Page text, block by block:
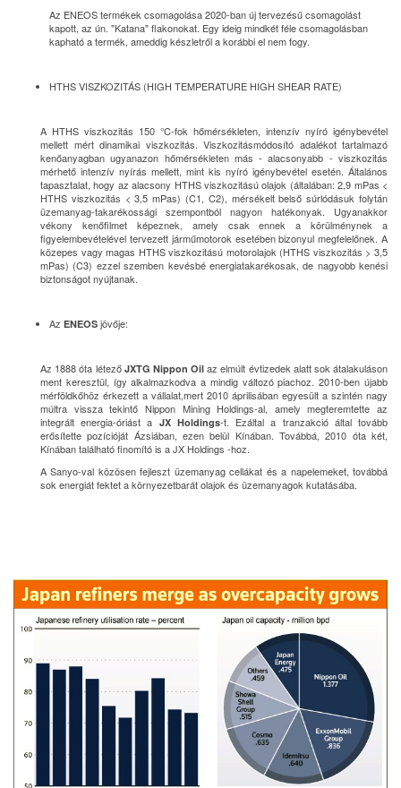
Az ENEOS termékek csomagolása 2020-ban új tervezésű csomagolást
kapott, az ún. "Katana" flakonokat. Egy ideig mindkét féle csomagolásban
kapható a termék, ameddig készletről a korábbi el nem fogy.
HTHS VISZKOZITÁS (HIGH TEMPERATURE HIGH SHEAR RATE)
A HTHS viszkozitás 150 °C-fok hőmérsékleten, intenzív nyíró igénybevétel
mellett mért dinamikai viszkozitás. Viszkozitásmódosító adalékot tartalmazó
kenőanyagban ugyanazon hőmérsékleten más - alacsonyabb - viszkozitás
mérhető intenzív nyírás mellett, mint kis nyíró igénybevétel esetén. Általános
tapasztalat, hogy az alacsony HTHS viszkozitású olajok (általában: 2,9 mPas <
HTHS viszkozitás < 3,5 mPas) (C1, C2), mérsékelt belső súrlódásuk folytán
üzemanyag-takarékossági szempontból nagyon hatékonyak. Ugyanakkor
vékony kenőfilmet képeznek, amely csak ennek a körülménynek a
figyelembevételével tervezett járműmotorok esetében bizonyul megfelelőnek. A
közepes vagy magas HTHS viszkozitású motorolajok (HTHS viszkozitás > 3,5
mPas) (C3) ezzel szemben kevésbé energiatakarékosak, de nagyobb kenési
biztonságot nyújtanak.
Az ENEOS jövője:
Az 1888 óta létező JXTG Nippon Oil az elmúlt évtizedek alatt sok átalakuláson
ment keresztül, így alkalmazkodva a mindig változó piachoz. 2010-ben újabb
mérföldkőhöz érkezett a vállalat,mert 2010 áprilisában egyesült a szintén nagy
múltra vissza tekintő Nippon Mining Holdings-al, amely megteremtette az
integrált energia-óriást a JX Holdings-t. Ezáltal a tranzakció által tovább
erősítette pozícióját Ázsiában, ezen belül Kínában. Továbbá, 2010 óta két,
Kínában található finomító is a JX Holdings -hoz.
A Sanyo-val közösen fejleszt üzemanyag cellákat és a napelemeket, továbbá
sok energiát fektet a környezetbarát olajok és üzemanyagok kutatásába.